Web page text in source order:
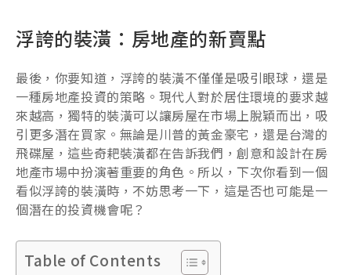
浮誇的裝潢：房地產的新賣點
最後，你要知道，浮誇的裝潢不僅僅是吸引眼球，還是
一種房地產投資的策略。現代人對於居住環境的要求越
來越高，獨特的裝潢可以讓房屋在市場上脫穎而出，吸
引更多潛在買家。無論是川普的黃金豪宅，還是台灣的
飛碟屋，這些奇耙裝潢都在告訴我們，創意和設計在房
地產市場中扮演著重要的角色。所以，下次你看到一個
看似浮誇的裝潢時，不妨思考一下，這是否也可能是一
個潛在的投資機會呢？
Table of Contents